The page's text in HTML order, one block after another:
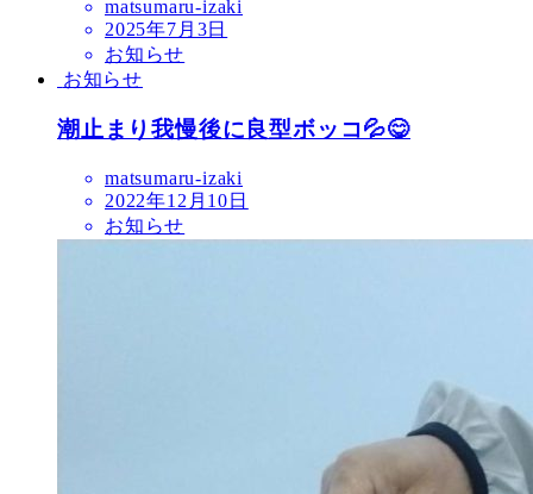
matsumaru-izaki
2025年7月3日
お知らせ
お知らせ
潮止まり我慢後に良型ボッコ💦😋
matsumaru-izaki
2022年12月10日
お知らせ